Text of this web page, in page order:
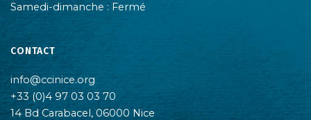
Samedi-dimanche : Fermé
CONTACT
info@ccinice.org
+33 (0)4 97 03 03 70
14 Bd Carabacel, 06000 Nice